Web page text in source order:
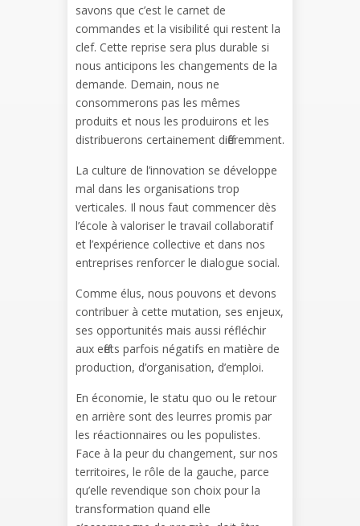
savons que c’est le carnet de
commandes et la visibilité qui restent la
clef. Cette reprise sera plus durable si
nous anticipons les changements de la
demande. Demain, nous ne
consommerons pas les mêmes
produits et nous les produirons et les
distribuerons certainement différemment.
La culture de l’innovation se développe
mal dans les organisations trop
verticales. Il nous faut commencer dès
l’école à valoriser le travail collaboratif
et l’expérience collective et dans nos
entreprises renforcer le dialogue social.
Comme élus, nous pouvons et devons
contribuer à cette mutation, ses enjeux,
ses opportunités mais aussi réfléchir
aux effets parfois négatifs en matière de
production, d’organisation, d’emploi.
En économie, le statu quo ou le retour
en arrière sont des leurres promis par
les réactionnaires ou les populistes.
Face à la peur du changement, sur nos
territoires, le rôle de la gauche, parce
qu’elle revendique son choix pour la
transformation quand elle